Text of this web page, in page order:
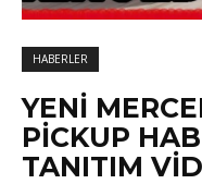
HABERLER
YENI
PICKUP
TANITIM